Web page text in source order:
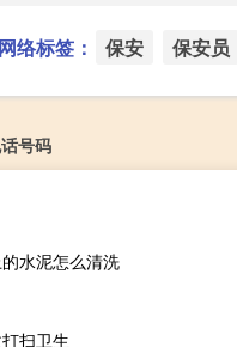
网络标签： 保安 保安员
号码
水泥怎么清洗
扫卫生